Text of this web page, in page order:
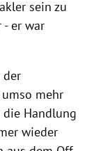
sein zu
er war
der
mehr
Handlung
wieder